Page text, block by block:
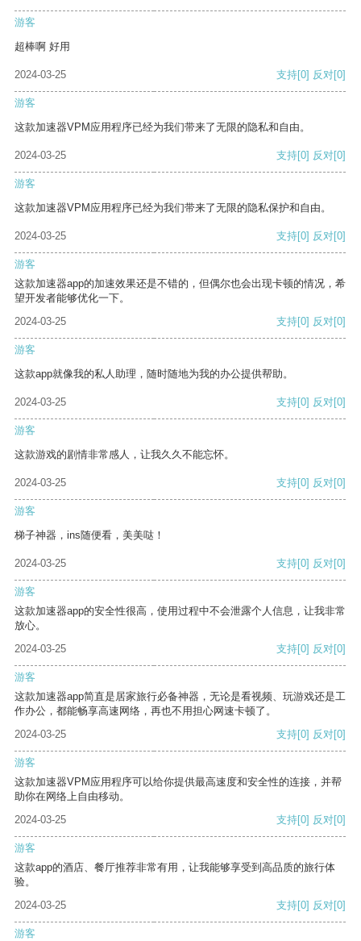
游客
超棒啊 好用
2024-03-25 支持[0] 反对[0]
游客
这款加速器VPM应用程序已经为我们带来了无限的隐私和自由。
2024-03-25 支持[0] 反对[0]
游客
这款加速器VPM应用程序已经为我们带来了无限的隐私保护和自由。
2024-03-25 支持[0] 反对[0]
游客
这款加速器app的加速效果还是不错的，但偶尔也会出现卡顿的情况，希
望开发者能够优化一下。
2024-03-25
支持[0] 反对[0]
游客
这款app就像我的私人助理，随时随地为我的办公提供帮助。
2024-03-25 支持[0] 反对[0]
游客
这款游戏的剧情非常感人，让我久久不能忘怀。
2024-03-25 支持[0] 反对[0]
游客
梯子神器，ins随便看，美美哒！
2024-03-25 支持[0] 反对[0]
游客
这款加速器app的安全性很高，使用过程中不会泄露个人信息，让我非常
放心。
2024-03-25
支持[0] 反对[0]
游客
这款加速器app简直是居家旅行必备神器，无论是看视频、玩游戏还是工
作办公，都能畅享高速网络，再也不用担心网速卡顿了。
2024-03-25
支持[0] 反对[0]
游客
这款加速器VPM应用程序可以给你提供最高速度和安全性的连接，并帮
助你在网络上自由移动。
2024-03-25
支持[0] 反对[0]
游客
这款app的酒店、餐厅推荐非常有用，让我能够享受到高品质的旅行体
验。
2024-03-25
支持[0] 反对[0]
游客